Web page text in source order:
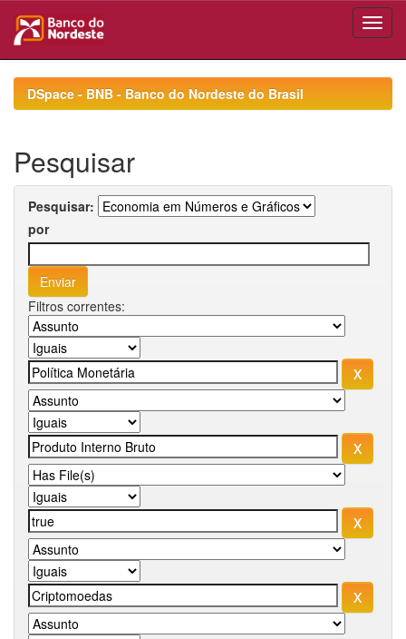
navigationDSpace - BNB - Banco do Nordeste do Brasil
Pesquisar
Pesquisar:
por
Filtros correntes: